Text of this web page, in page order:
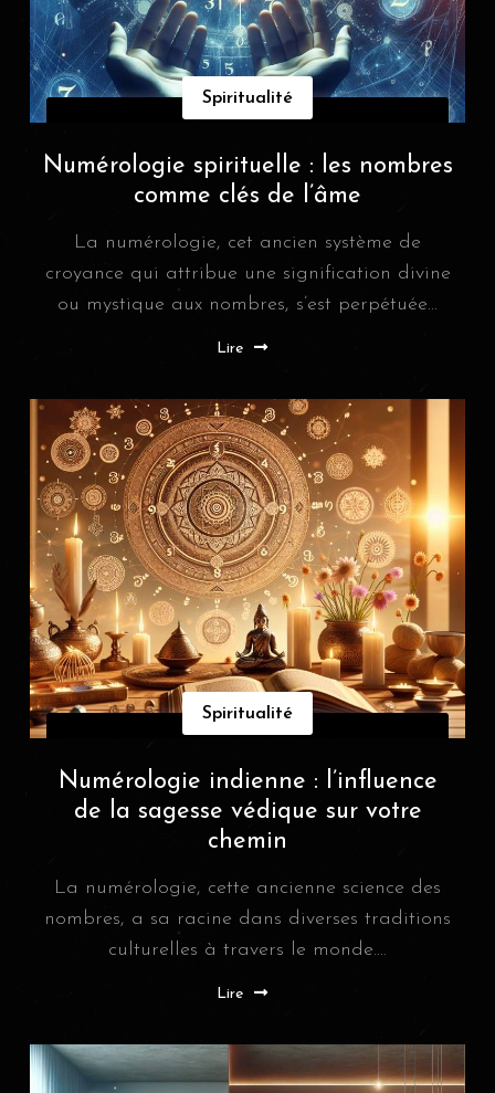
Spiritualité
Numérologie spirituelle : les nombres
comme clés de l’âme
La numérologie, cet ancien système de
croyance qui attribue une signification divine
ou mystique aux nombres, s’est perpétuée...
Lire
Spiritualité
Numérologie indienne : l’influence
de la sagesse védique sur votre
chemin
La numérologie, cette ancienne science des
nombres, a sa racine dans diverses traditions
culturelles à travers le monde....
Lire